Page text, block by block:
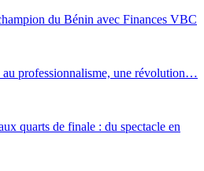
du Bénin avec Finances VBC
au professionnalisme, une révolution…
quarts de finale : du spectacle en